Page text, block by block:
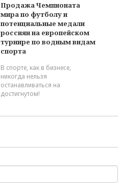
Продажа Чемпионата
мира по футболу и
потенциальные медали
россиян на европейском
турнире по водным видам
спорта
В спорте, как в бизнесе,
никогда нельзя
останавливаться на
достигнутом!